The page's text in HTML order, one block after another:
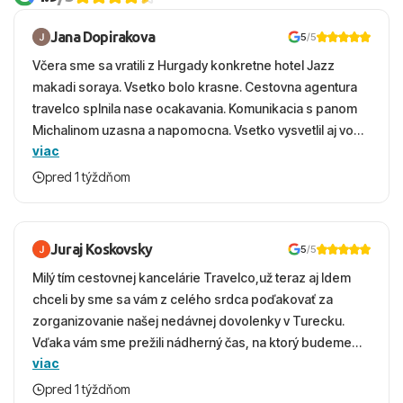
Jana Dopirakova 5/5
Včera sme sa vratili z Hurgady konkretne hotel Jazz
makadi soraya. Vsetko bolo krasne. Cestovna agentura
travelco splnila nase ocakavania. Komunikacia s panom
Michalinom uzasna a napomocna. Vsetko vysvetlil aj vo
vecernych hodinach zaco sa ospravedlnujem. Hotel
krasny, cisty. Sluzby top. Strava, prostredie, more,
viac
pred 1 týždňom
Juraj Koskovsky 5/5
Milý tím cestovnej kancelárie Travelco,už teraz aj Idem
chceli by sme sa vám z celého srdca poďakovať za
zorganizovanie našej nedávnej dovolenky v Turecku.
Vďaka vám sme prežili nádherný čas, na ktorý budeme
ešte dlho s úsmevom spomínať. ​Všetko prebehlo
absolútne hladko – od prvotného výberu zájazdu, cez
viac
pred 1 týždňom